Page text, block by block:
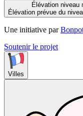
Élévation niveau
Élévation prévue du
Une initiative par
Soutenir le projet
Villes